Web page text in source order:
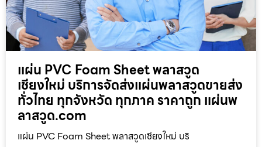
แผ่น PVC Foam Sheet พลาสวูด
เชียงใหม่ บริการจัดส่งแผ่นพลาสวูดขายส่ง
ทั่วไทย ทุกจังหวัด ทุกภาค ราคาถูก แผ่นพ
ลาสวูด.com
แผ่น PVC Foam Sheet พลาสวูดเชียงใหม่ บริ